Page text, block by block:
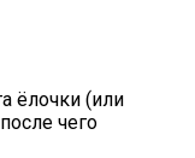
ёлочки (или
чего